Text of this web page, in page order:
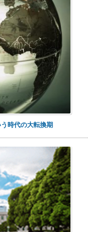
時代の大転換期